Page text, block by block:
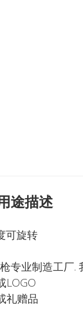
途描述
可旋转
专业制造工厂.
LOGO
礼赠品